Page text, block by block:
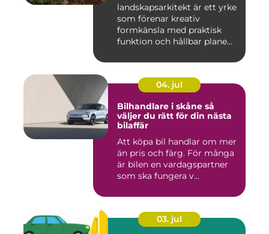
landskapsarkitekt är ett yrke
som förenar kreativ
formkänsla med praktisk
funktion och hållbar plane...
04. jul
Bilhandlare i skåne så
väljer du rätt för din nästa
bilaffär
Att köpa bil handlar om mer
än pris och färg. För många
är bilen en vardagspartner
som ska fungera v...
03. jul